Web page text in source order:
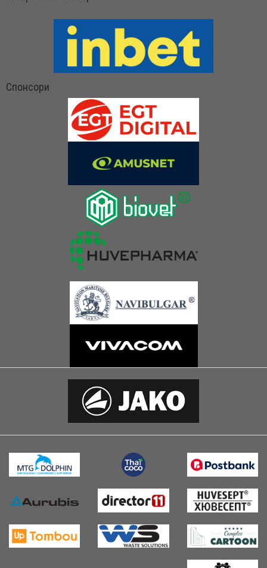
Спонсори